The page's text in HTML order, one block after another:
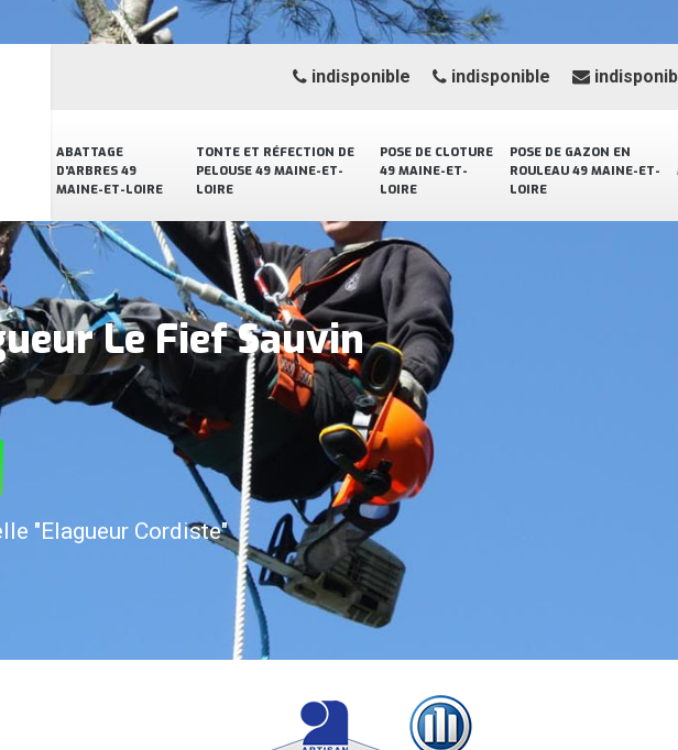
ABATTAGE
D'ARBRES 49
MAINE-ET-LOIRE
TONTE ET RÉFECTION DE
PELOUSE 49 MAINE-ET-
LOIRE
POSE DE CLOTURE
49 MAINE-ET-
LOIRE
POSE DE GAZON EN
ROULEAU 49 MAINE-ET-
LOIRE
indisponible indisponible
Le Fief Sauvin
"Elagueur Cordiste"